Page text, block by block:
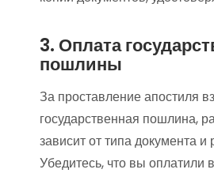
3. Оплата
пошлины
За проставление апостиля
государственная пошлина,
зависит от типа документа и
Убедитесь, что вы оплатили